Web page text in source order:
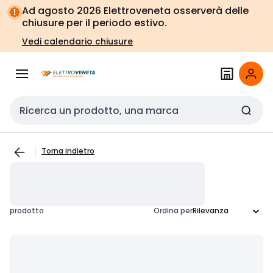
Vai alla
navigazione
Vai
alla
pagina
Ad agosto 2026 Elettroveneta osserverà delle
chiusure per il periodo estivo.
Vedi calendario chiusure
Cerca input
Torna indietro
prodotto Ordina per